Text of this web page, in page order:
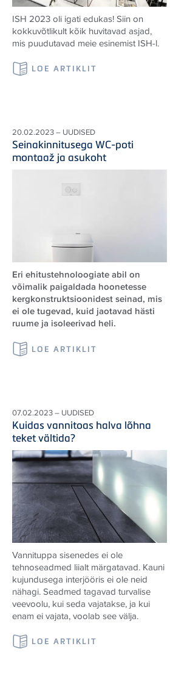
ISH 2023 oli igati edukas! Siin on
kokkuvõtlikult kõik huvitavad asjad,
mis puudutavad meie esinemist ISH-l.
LOE ARTIKLIT
20.02.2023 – UUDISED
Seinakinnitusega WC-poti
montaaž ja asukoht
Eri ehitustehnoloogiate abil on
võimalik paigaldada hoonetesse
kergkonstruktsioonidest seinad, mis
ei ole tugevad, kuid jaotavad hästi
ruume ja isoleerivad heli.
LOE ARTIKLIT
07.02.2023 – UUDISED
Kuidas vannitoas halva lõhna
teket vältida?
Vannituppa sisenedes ei ole
tehnoseadmed liialt märgatavad. Kauni
kujundusega interjööris ei ole neid
nähagi. Seadmed tagavad turvalise
veevoolu, kui seda vajatakse, ja kui
enam ei vajata, voolab see välja.
LOE ARTIKLIT